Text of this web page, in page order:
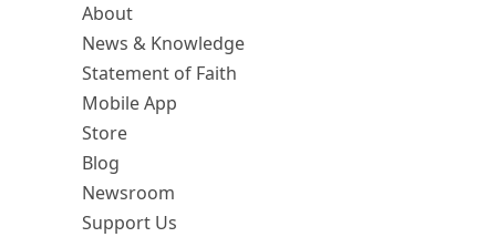
About
News & Knowledge
Statement of Faith
Mobile App
Store
Blog
Newsroom
Support Us